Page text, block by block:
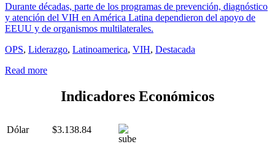
Durante décadas, parte de los programas de prevención, diagnóstico
y atención del VIH en América Latina dependieron del apoyo de
EEUU y de organismos multilaterales.
OPS, Liderazgo, Latinoamerica, VIH, Destacada
Read more
Indicadores Económicos
Dólar $3.138.84